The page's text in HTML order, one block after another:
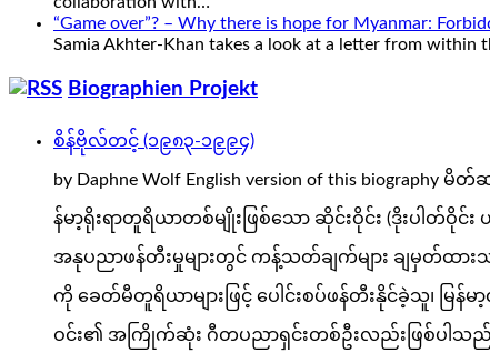
“Game over”? – Why there is hope for Myanmar:
Samia Akhter-Khan takes a look at a letter from
Biographien Projekt
စိန်ဗိုလ်တင့် (၁၉၈၃-၁၉၉၄)
by Daphne Wolf English version of this
န်မာ့ရိုးရာတူရိယာတစ်မျိုးဖြစ်သော ဆိုင်းဝိုင်း (ဒိုးပါတ်ဝို
အနုပညာဖန်တီးမှုများတွင် ကန့်သတ်ချက်များ ချမှတ်ထား
ကို ခေတ်မီတူရိယာများဖြင့် ပေါင်းစပ်ဖန်တီးနိုင်ခဲ့သူ၊
ဝင်း၏ အကြိုက်ဆုံး ဂီတပညာရှင်းတစ်ဦးလည်းဖြစ်ပါသည်